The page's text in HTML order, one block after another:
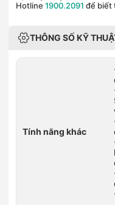
Hotline 1900.2091 để biết
THÔNG SỐ KỸ
Tính năng khác